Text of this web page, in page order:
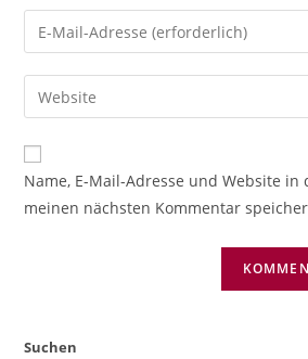
Namen
oder
zum
Kommentieren
ein
Gib
deine
E-
Mail-
zum
Kommentieren
ein
Gib
deine
Website-
URL
Name, E-Mail-Adresse und Website
meinen nächsten Kommentar
Suchen